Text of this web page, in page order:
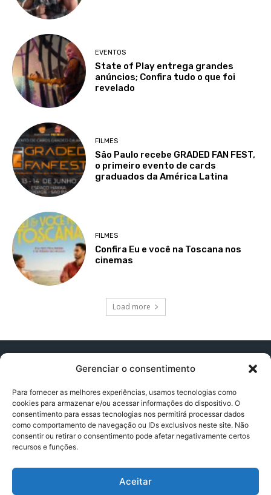
Gerenciar o consentimento
Para fornecer as melhores experiências, usamos tecnologias como
cookies para armazenar e/ou acessar informações do dispositivo. O
consentimento para essas tecnologias nos permitirá processar dados
como comportamento de navegação ou IDs exclusivos neste site. Não
consentir ou retirar o consentimento pode afetar negativamente certos
recursos e funções.
Aceitar
EVENTOS
State of Play entrega grandes
anúncios; Confira tudo o que foi
revelado
FILMES
São Paulo recebe GRADED FAN FEST,
o primeiro evento de cards
graduados da América Latina
FILMES
Confira Eu e você na Toscana nos
cinemas
Load more
Contato:contatopapogeek@gmail.com
Política de Privacidade